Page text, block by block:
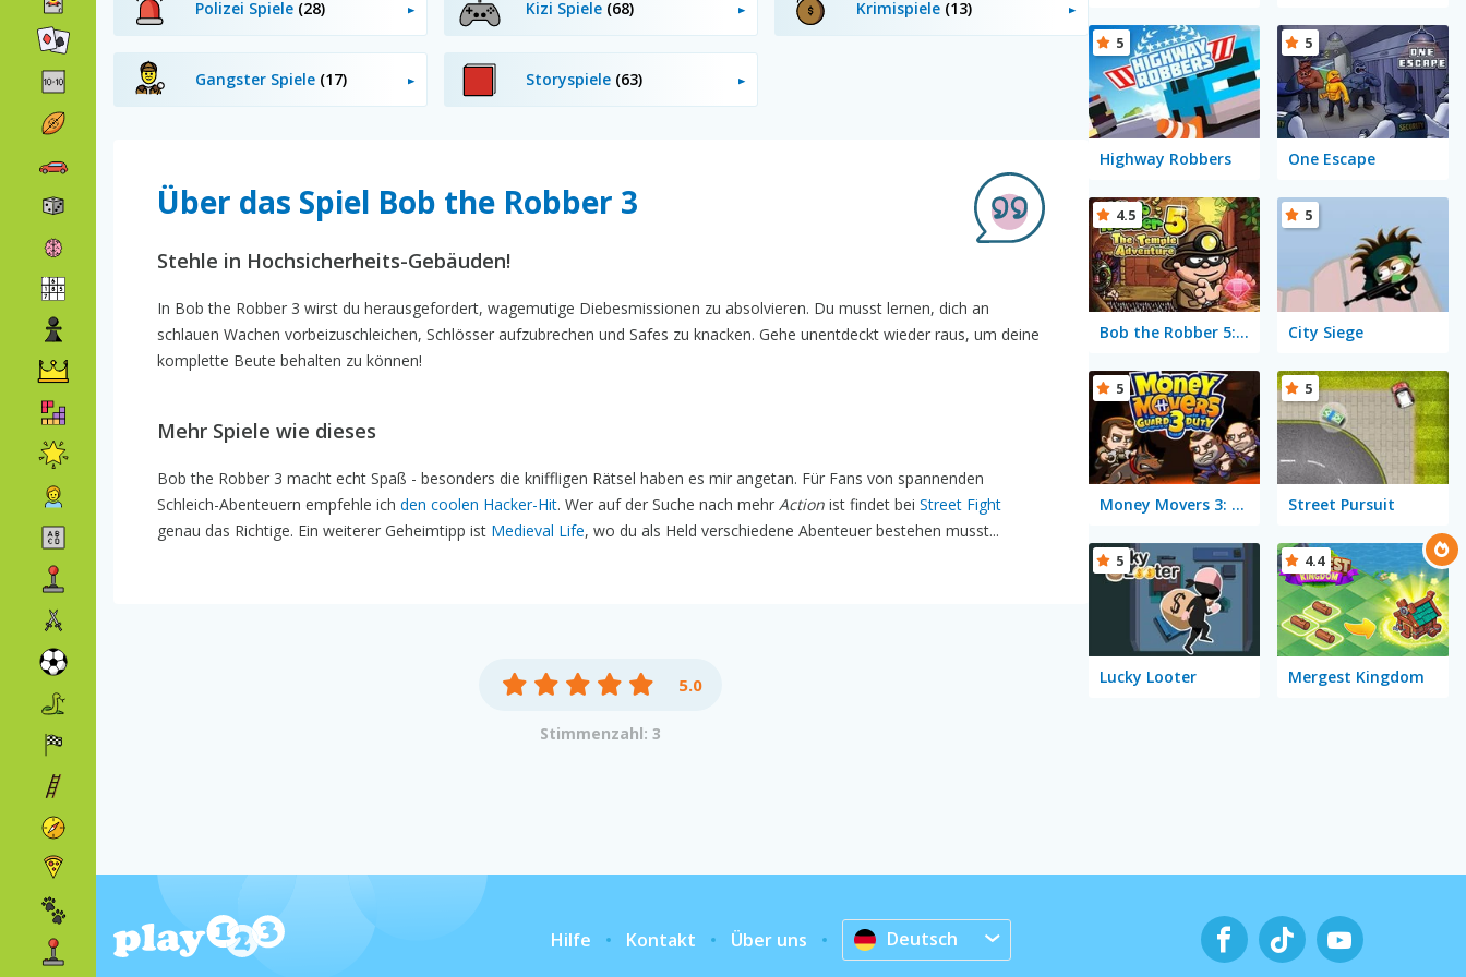
Polizei Spiele (28) Kizi Spiele (68) Krimispiele (13)
Gangster Spiele (17) Storyspiele (63)
Über das Spiel Bob the Robber 3
Stehle in Hochsicherheits-Gebäuden!
In Bob the Robber 3 wirst du herausgefordert, wagemutige Diebesmissionen zu absolvieren. Du musst lernen, dich an
schlauen Wachen vorbeizuschleichen, Schlösser aufzubrechen und Safes zu knacken. Gehe unentdeckt wieder raus, um deine
komplette Beute behalten zu können!
Mehr Spiele wie dieses
Bob the Robber 3 macht echt Spaß - besonders die kniffligen Rätsel haben es mir angetan. Für Fans von spannenden
Schleich-Abenteuern empfehle ich den coolen Hacker-Hit. Wer auf der Suche nach mehr Action ist findet bei Street Fight
genau das Richtige. Ein weiterer Geheimtipp ist Medieval Life, wo du als Held verschiedene Abenteuer bestehen musst...
5.0
Stimmenzahl: 3
Highway Robbers
5
One Escape
5
Bob the Robber 5: The Temple Adventure
4.5
City Siege
5
Money Movers 3: Guard Duty
5
Street Pursuit
5
Lucky Looter
5
Mergest Kingdom
4.4
Hilfe Kontakt Über uns Deutsch